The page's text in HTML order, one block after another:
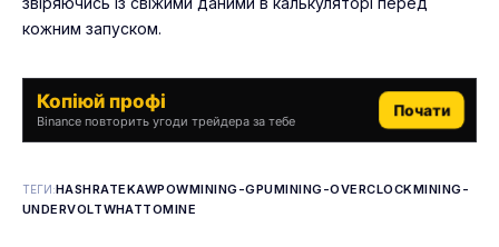
кожним запуском.
Копіюй профі
Binance повторить угоди трейдера за тебе
Почати
ТЕГИ:HASHRATEKAWPOWMINING-GPUMINING-OVERCLOCKMINING-
UNDERVOLTWHATTOMINE